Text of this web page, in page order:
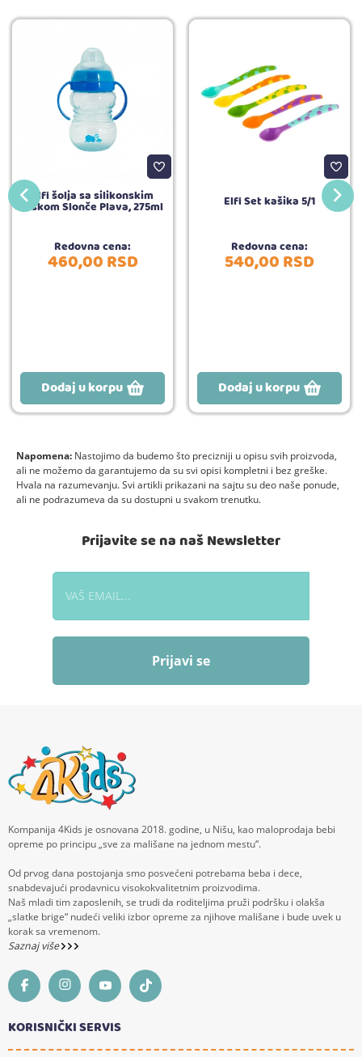
Elfi šolja sa silikonskim
piskom Slonče Plava, 275ml
Redovna cena:
460,00RSD
Dodaj u korpu
Elfi Set kašika 5/1
Redovna cena:
540,00RSD
Dodaj u korpu
Napomena: Nastojimo da budemo što precizniji u opisu svih proizvoda,
ali ne možemo da garantujemo da su svi opisi kompletni i bez greške.
Hvala na razumevanju. Svi artikli prikazani na sajtu su deo naše ponude,
ali ne podrazumeva da su dostupni u svakom trenutku.
Prijavite se na naš Newsletter
Prijavi se
Kompanija 4Kids je osnovana 2018. godine, u Nišu, kao maloprodaja bebi
opreme po principu „sve za mališane na jednom mestu“.
Od prvog dana postojanja smo posvećeni potrebama beba i dece,
snabdevajući prodavnicu visokokvalitetnim proizvodima.
Naš mladi tim zaposlenih, se trudi da roditeljima pruži podršku i olakša
„slatke brige“ nudeći veliki izbor opreme za njihove mališane i bude uvek u
korak sa vremenom.
Saznaj više
KORISNIČKI SERVIS